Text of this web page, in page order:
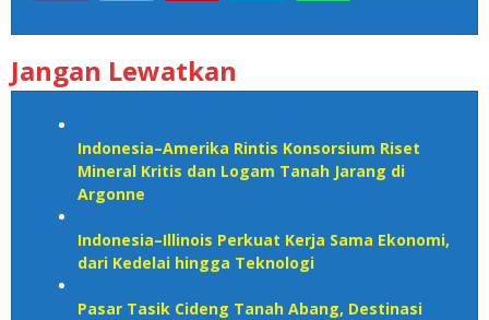
Jangan Lewatkan
Indonesia–Amerika Rintis Konsorsium Riset
Mineral Kritis dan Logam Tanah Jarang di
Argonne
Indonesia–Illinois Perkuat Kerja Sama Ekonomi,
dari Kedelai hingga Teknologi
Pasar Tasik Cideng Tanah Abang, Destinasi